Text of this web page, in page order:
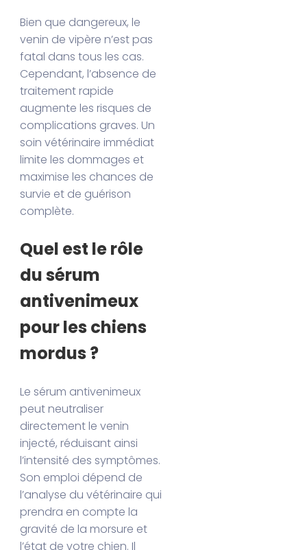
Bien que dangereux, le
venin de vipère n’est pas
fatal dans tous les cas.
Cependant, l’absence de
traitement rapide
augmente les risques de
complications graves. Un
soin vétérinaire immédiat
limite les dommages et
maximise les chances de
survie et de guérison
complète.
Quel est le rôle
du sérum
antivenimeux
pour les chiens
mordus ?
Le sérum antivenimeux
peut neutraliser
directement le venin
injecté, réduisant ainsi
l’intensité des symptômes.
Son emploi dépend de
l’analyse du vétérinaire qui
prendra en compte la
gravité de la morsure et
l’état de votre chien. Il